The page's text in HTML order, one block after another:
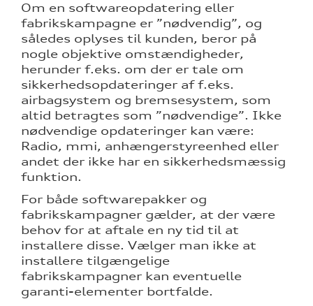
Om en softwareopdatering eller
fabrikskampagne er ”nødvendig”, og
således oplyses til kunden, beror på
nogle objektive omstændigheder,
herunder f.eks. om der er tale om
sikkerhedsopdateringer af f.eks.
airbagsystem og bremsesystem, som
altid betragtes som ”nødvendige”. Ikke
nødvendige opdateringer kan være:
Radio, mmi, anhængerstyreenhed eller
andet der ikke har en sikkerhedsmæssig
funktion.
For både softwarepakker og
fabrikskampagner gælder, at der være
behov for at aftale en ny tid til at
installere disse. Vælger man ikke at
installere tilgængelige
fabrikskampagner kan eventuelle
garanti-elementer bortfalde.